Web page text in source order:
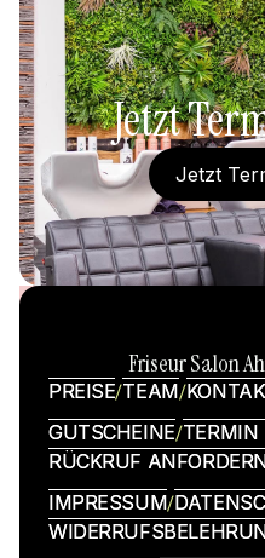
Jetzt
Jetzt
Jetzt
Friseur Salon
PREISE
PREISE TEAM
TEAM
GUTSCHEINE
GUTSCHEINE TERMIN
TERMIN
RÜCKRUF
RÜCKRUF
IMPRESSUM
IMPRESSUM